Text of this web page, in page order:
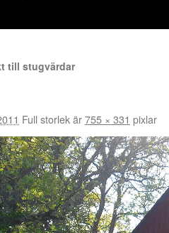
till stugvärdar
Full storlek är755 × 331 pixlar